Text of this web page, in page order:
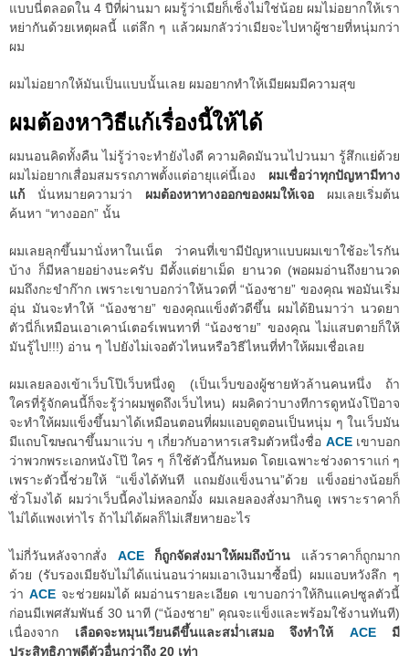
แบบนี่ตลอดใน 4 ปีที่ผ่านมา ผมรู้ว่าเมียก็เซ็งไม่ใช่น้อย ผมไม่อยากให้เรา
หย่ากันด้วยเหตุผลนี้ แต่ลึก ๆ แล้วผมกลัวว่าเมียจะไปหาผู้ชายที่หนุ่มกว่า
ผม
ผมไม่อยากให้มันเป็นแบบนั้นเลย ผมอยากทำให้เมียผมมีความสุข
ผมต้องหาวิธีแก้เรื่องนี้ให้ได้
ผมนอนคิดทั้งคืน ไม่รู้ว่าจะทำยังไงดี ความคิดมันวนไปวนมา รู้สึกแย่ด้วย
ผมไม่อยากเสื่อมสมรรถภาพตั้งแต่อายุแค่นี้เอง ผมเชื่อว่าทุกปัญหามีทาง
แก้ นั่นหมายความว่า ผมต้องหาทางออกของผมให้เจอ ผมเลยเริ่มต้น
ค้นหา “ทางออก” นั้น
ผมเลยลุกขึ้นมานั่งหาในเน็ต ว่าคนที่เขามีปัญหาแบบผมเขาใช้อะไรกัน
บ้าง ก็มีหลายอย่างนะครับ มีตั้งแต่ยาเม็ด ยานวด (พอผมอ่านถึงยานวด
ผมถึงกะขำก๊าก เพราะเขาบอกว่าให้นวดที่ “น้องชาย” ของคุณ พอมันเริ่ม
อุ่น มันจะทำให้ “น้องชาย” ของคุณแข็งตัวดีขึ้น ผมได้ยินมาว่า นวดยา
ตัวนี่ก็เหมือนเอาเคาน์เตอร์เพนทาที่ “น้องชาย” ของคุณ ไม่แสบตายก็ให้
มันรู้ไป!!!) อ่าน ๆ ไปยังไม่เจอตัวไหนหรือวิธีไหนที่ทำให้ผมเชื่อเลย
ผมเลยลองเข้าเว็บโป๊เว็บหนึ่งดู (เป็นเว็บของผู้ชายหัวล้านคนหนึ่ง ถ้า
ใครที่รู้จักคนนี้ก็จะรู้ว่าผมพูดถึงเว็บไหน) ผมคิดว่าบางทีการดูหนังโป๊อาจ
จะทำให้ผมแข็งขึ้นมาได้เหมือนตอนที่ผมแอบดูตอนเป็นหนุ่ม ๆ ในเว็บมัน
มีแถบโฆษณาขึ้นมาแว่บ ๆ เกี่ยวกับอาหารเสริมตัวหนึ่งชื่อ ACEเขาบอก
ว่าพวกพระเอกหนังโป๊ ใคร ๆ ก็ใช้ตัวนี้กันหมด โดยเฉพาะช่วงดาราแก่ ๆ
เพราะตัวนี้ช่วยให้ “แข็งได้ทันที แถมยังแข็งนาน”ด้วย แข็งอย่างน้อยก็
ชั่วโมงได้ ผมว่าเว็บนี้คงไม่หลอกมั้ง ผมเลยลองสั่งมากินดู เพราะราคาก็
ไม่ได้แพงเท่าไร ถ้าไม่ได้ผลก็ไม่เสียหายอะไร
ไม่กี่วันหลังจากสั่ง ACE ก็ถูกจัดส่งมาให้ผมถึงบ้าน แล้วราคาก็ถูกมาก
ด้วย (รับรองเมียจับไม่ได้แน่นอนว่าผมเอาเงินมาซื้อนี่) ผมแอบหวังลึก ๆ
ว่า ACEจะช่วยผมได้ ผมอ่านรายละเอียด เขาบอกว่าให้กินแคปซูลตัวนี้
ก่อนมีเพศสัมพันธ์ 30 นาที (“น้องชาย” คุณจะแข็งและพร้อมใช้งานทันที)
เนื่องจาก เลือดจะหมุนเวียนดีขึ้นและสม่ำเสมอ จึงทำให้ ACEมี
ประสิทธิภาพดีตัวอื่นกว่าถึง 20 เท่า